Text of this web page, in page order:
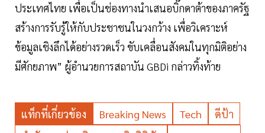
ประเทศไทย เพื่อเป็นช่องทางนำเสนอบิ๊กดาต้าของภาครัฐ
สร้างการรับรู้ให้กับประชาชนในวงกว้าง เพื่อวิเคราะห์
ข้อมูลเชิงลึกได้อย่างรวดเร็ว ขับเคลื่อนสังคมในทุกมิติอย่าง
มีศักยภาพ” ผู้อำนวยการสถาบัน GBDi กล่าวทิ้งท้าย
แท็กที่เกี่ยวข้อง Breaking News Tech
ดีป้า